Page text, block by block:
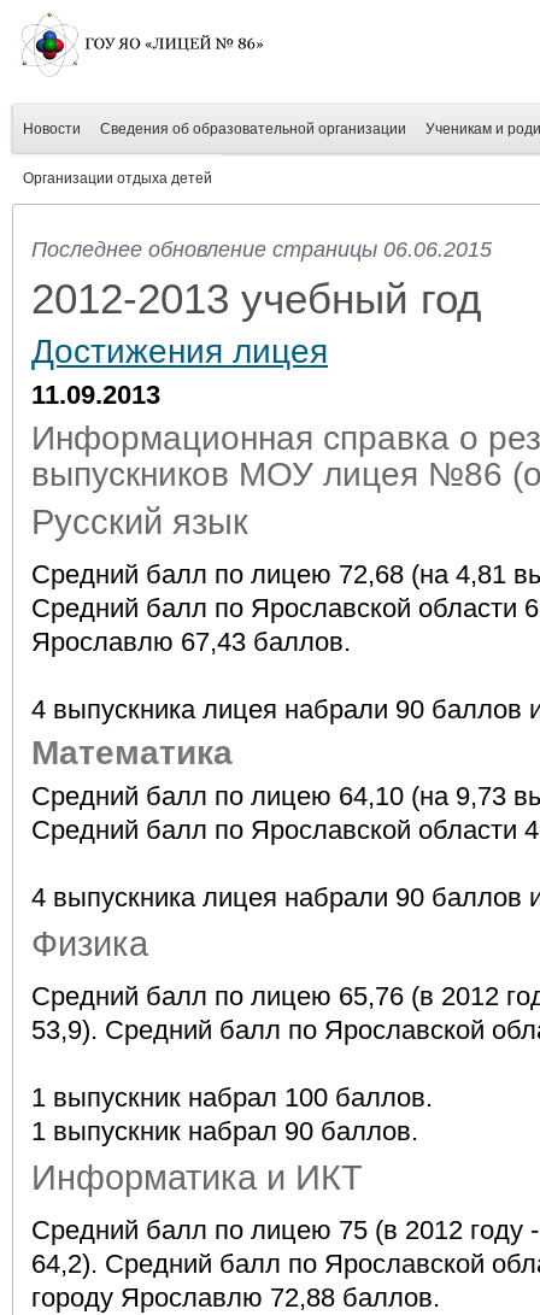
Новости Сведения об образовательной организации Ученикам и
Организации отдыха детей
Последнее обновление страницы 06.06.2015
2012-2013 учебный год
Достижения лицея
11.09.2013
Информационная справка о
выпускников МОУ лицея №86
Русский язык
Средний балл по лицею 72,68 (на 4,81
Средний балл по Ярославской области
Ярославлю 67,43 баллов.
4 выпускника лицея набрали 90 баллов
Математика
Средний балл по лицею 64,10 (на 9,73
Средний балл по Ярославской области
4 выпускника лицея набрали 90 баллов
Физика
Средний балл по лицею 65,76 (в 2012
53,9). Средний балл по Ярославской
1 выпускник набрал 100 баллов.
1 выпускник набрал 90 баллов.
Информатика и ИКТ
Средний балл по лицею 75 (в 2012 году
64,2). Средний балл по Ярославской
городу Ярославлю 72,88 баллов.